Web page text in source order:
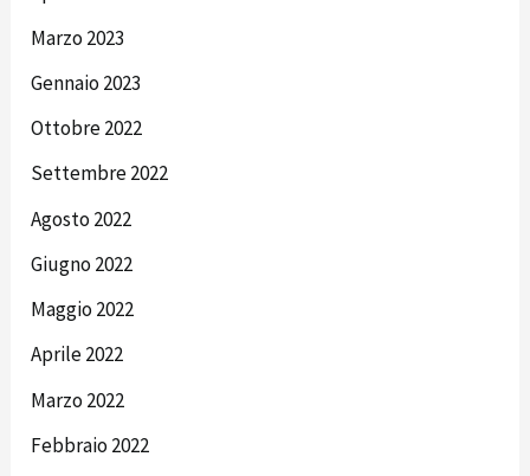
Marzo 2023
Gennaio 2023
Ottobre 2022
Settembre 2022
Agosto 2022
Giugno 2022
Maggio 2022
Aprile 2022
Marzo 2022
Febbraio 2022